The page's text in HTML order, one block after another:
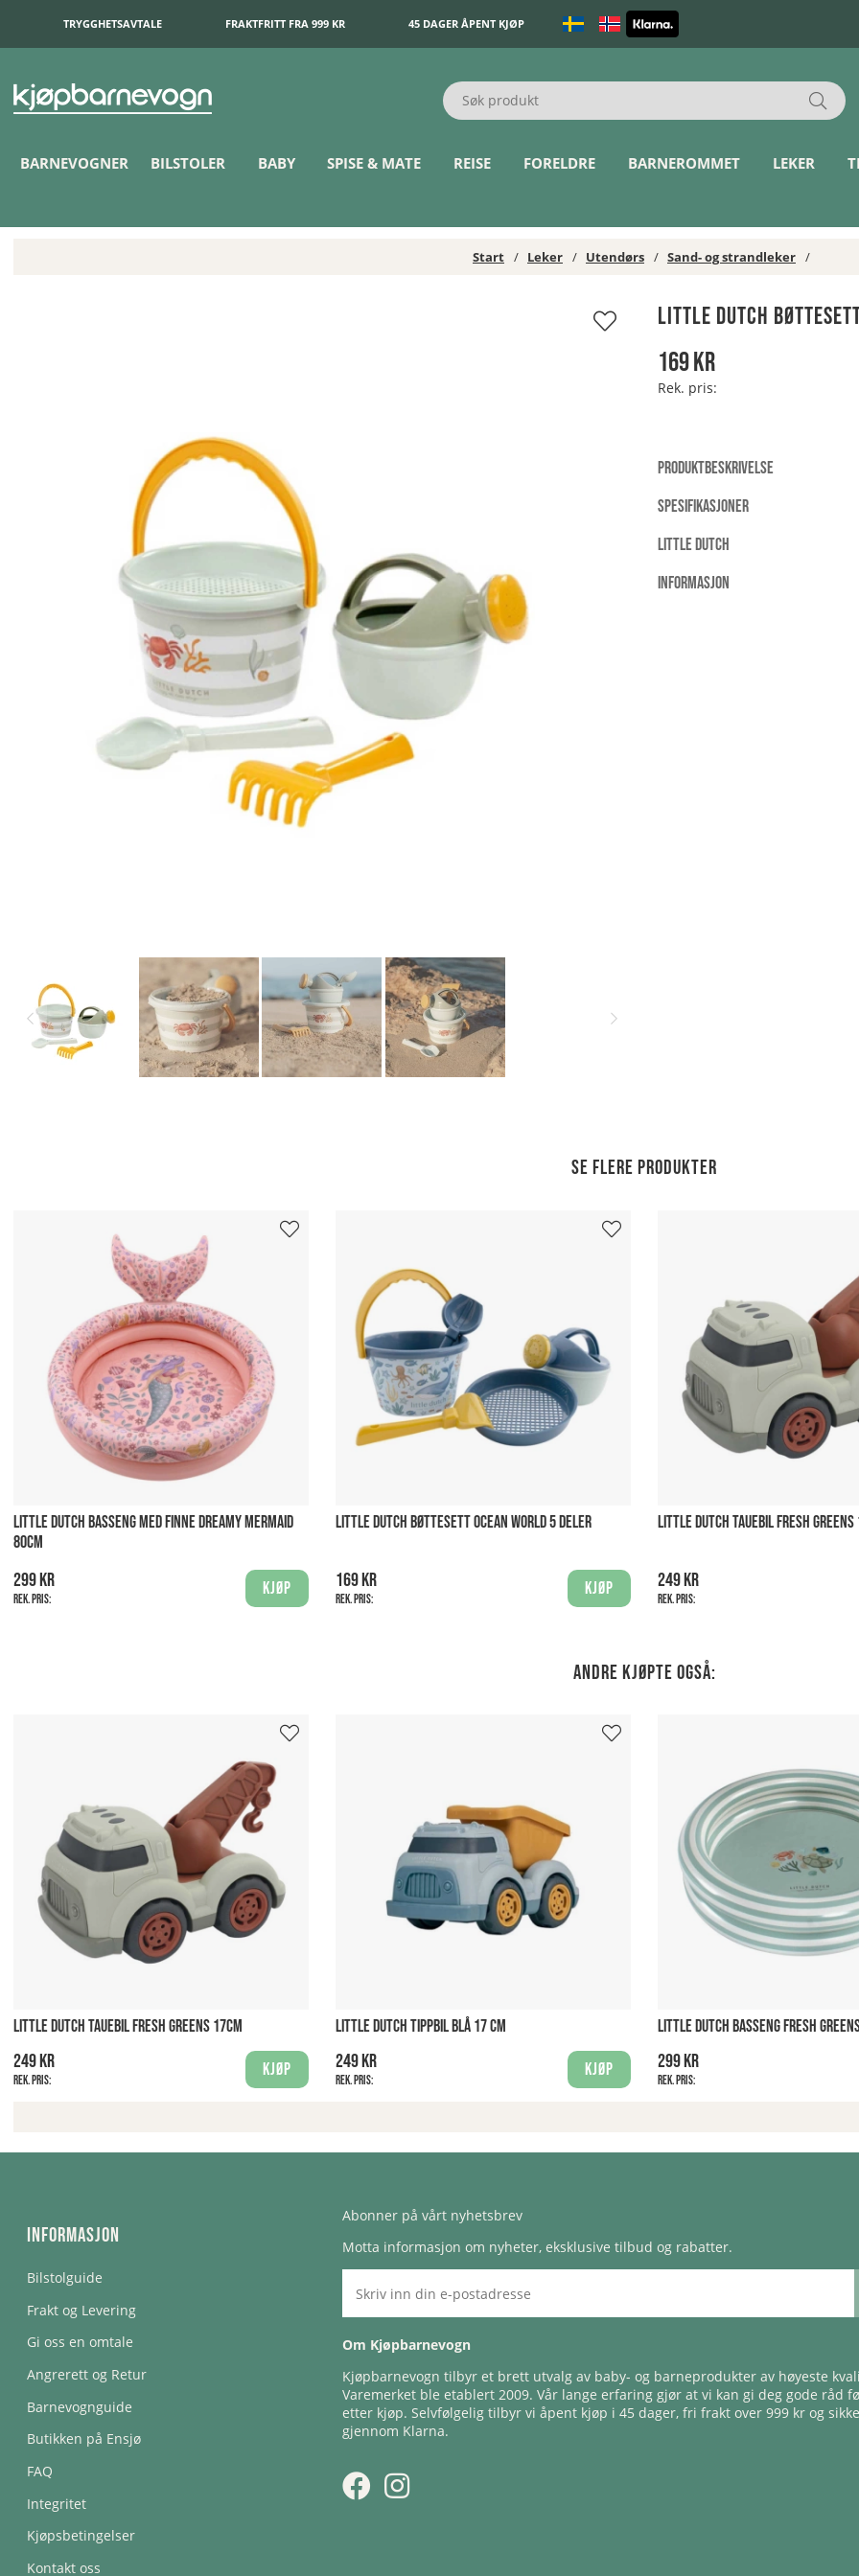
TRYGGHETSAVTALE FRAKTFRITT FRA 999 KR 45 DAGER ÅPENT KJØP
BARNEVOGNER BILSTOLER BABY SPISE & MATE REISE FORELDRE BARNEROMMET LEKER
Start Leker Utendørs Sand- og strandleker
Little Dutch
169kr
Rek. pris:
PRODUKTBESKRIVELSE
SPESIFIKASJONER
LITTLE DUTCH
INFORMASJON
Se flere produkter
LITTLE DUTCH BASSENG MED FINNE DREAMY MERMAID
80CM
299 kr
Rek. pris:
Kjøp
LITTLE DUTCH BØTTESETT OCEAN WORLD 5 DELER
169 kr
Rek. pris:
Kjøp
LITTLE DUTCH TAUEBIL FRESH
249 kr
Rek. pris:
Andre kjøpte også:
LITTLE DUTCH TAUEBIL FRESH GREENS 17CM
249 kr
Rek. pris:
Kjøp
LITTLE DUTCH TIPPBIL BLÅ 17 CM
249 kr
Rek. pris:
Kjøp
LITTLE DUTCH BASSENG FRESH
299 kr
Rek. pris:
Informasjon
Bilstolguide
Frakt og Levering
Gi oss en omtale
Angrerett og Retur
Barnevognguide
Butikken på Ensjø
FAQ
Integritet
Kjøpsbetingelser
Kontakt oss
Abonner på vårt nyhetsbrev
Motta informasjon om nyheter, eksklusive tilbud og rabatter.
Om Kjøpbarnevogn
Kjøpbarnevogn tilbyr et brett utvalg av baby- og barneprodukter av høyeste
Varemerket ble etablert 2009. Vår lange erfaring gjør at vi kan gi deg gode råd
etter kjøp. Selvfølgelig tilbyr vi åpent kjøp i 45 dager, fri frakt over 999 kr og
gjennom Klarna.